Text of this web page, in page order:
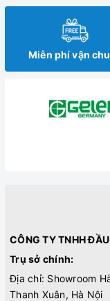
Miễn phí vận
CÔNG TY TNHH
Trụ sở chính:
Địa chỉ: Showroom
Thanh Xuân, Hà Nội